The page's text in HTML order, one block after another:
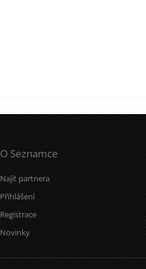
O Seznamce
Najít partnera
Přihlášení
Registrace
Novinky